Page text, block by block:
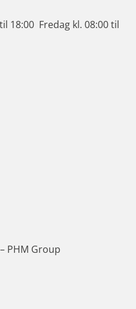
18:00 Fredag kl. 08:00 til
PHM Group